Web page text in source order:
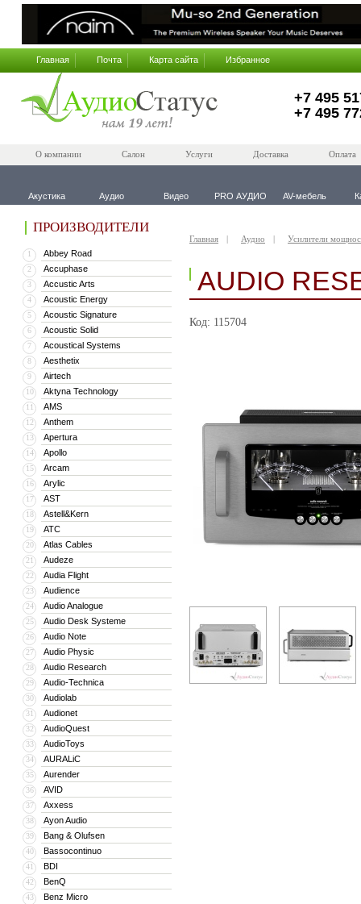
Главная Почта Карта сайта Избранное
+7 495
+7 495
О компании Салон Услуги Доставка Оплата
Акустика Аудио Видео PRO АУДИО AV-мебель
ПРОИЗВОДИТЕЛИ
1 Abbey Road
2 Accuphase
3 Accustic Arts
4 Acoustic Energy
5 Acoustic Signature
6 Acoustic Solid
7 Acoustical Systems
8 Aesthetix
9 Airtech
10 Aktyna Technology
11 AMS
12 Anthem
13 Apertura
14 Apollo
15 Arcam
16 Arylic
17 AST
18 Astell&Kern
19 ATC
20 Atlas Cables
21 Audeze
22 Audia Flight
23 Audience
24 Audio Analogue
25 Audio Desk Systeme
26 Audio Note
27 Audio Physic
28 Audio Research
29 Audio-Technica
30 Audiolab
31 Audionet
32 AudioQuest
33 AudioToys
34 AURALiC
35 Aurender
36 AVID
37 Axxess
38 Ayon Audio
39 Bang & Olufsen
40 Bassocontinuo
41 BDI
42 BenQ
43 Benz Micro
Главная Аудио Усилители
AUDIO
Код: 115704